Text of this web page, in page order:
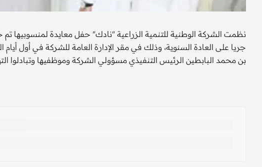
نظمت الشركة الوطنية للتنمية الزراعية "نادك" حفل معايدة لمنسوبيها تم
جريا على العادة السنوية، وذلك في مقر الإدارة العامة للشركة في أول
بن محمد البابطين الرئيس التنفيذي مسؤولي الشركة وموظفيها وتبادلوا